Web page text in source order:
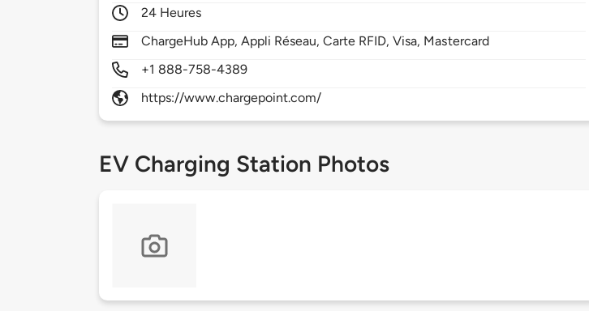
24 Heures
ChargeHub App, Appli Réseau, Carte RFID, Visa, Mastercard
+1 888-758-4389
https://www.chargepoint.com/
EV Charging Station Photos